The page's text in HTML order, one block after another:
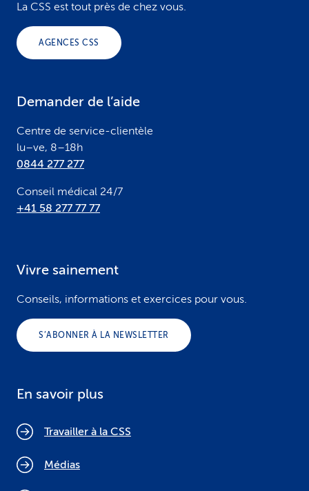
La CSS est tout près de chez vous.
AGENCES CSS
Demander de l’aide
Centre de service-clientèle
lu–ve, 8–18h
0844 277 277
Conseil médical 24/7
+41 58 277 77 77
Vivre sainement
Conseils, informations et exercices pour vous.
S’ABONNER À LA NEWSLETTER
En savoir plus
Travailler à la CSS
Médias